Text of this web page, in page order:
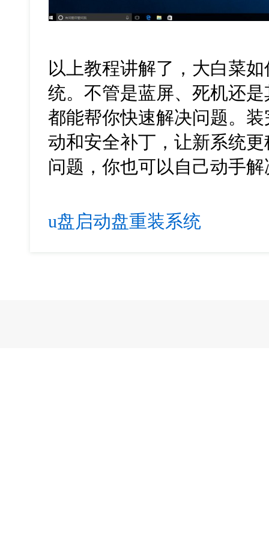
以上教程讲解了，大白菜
统。不管是蓝屏、死机还
都能帮你快速解决问题。
动和安全补丁，让新系统
问题，你也可以自己动手
u盘启动盘重装系统